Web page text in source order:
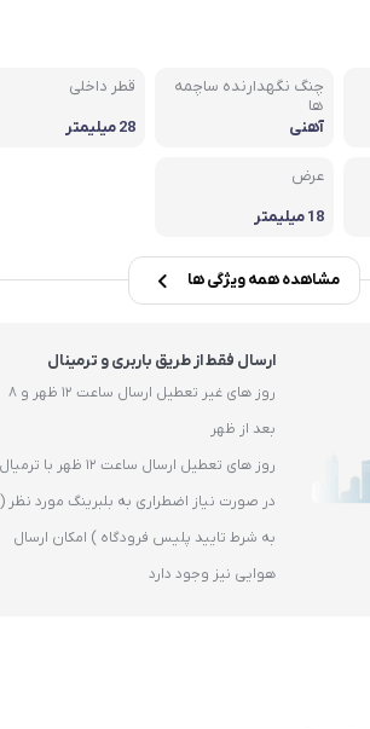
یاتاقان پایه کوتاه UCPA
چنگ نگهدارنده ساچمه
ها
آهنی
قطر داخلی
28 میلیمتر
عرض
18 میلیمتر
مشاهده همه ویژگی ها
ارسال فقط از طریق باربری و ترمینال
روز های غیر تعطیل ارسال ساعت 12 ظهر و 8
بعد از ظهر
روز های تعطیل ارسال ساعت 12 ظهر با ترمیال
در صورت نیاز اضطراری به بلبرینگ مورد نظر (
به شرط تایید پلیس فرودگاه ) امکان ارسال
هوایی نیز وجود دارد